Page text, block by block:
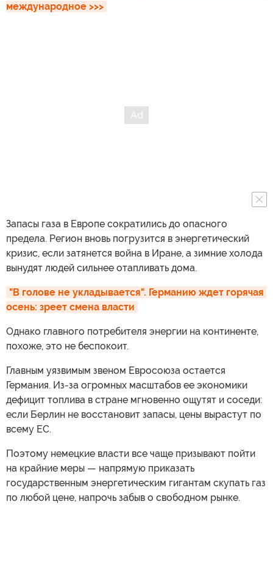
международное >>>
Запасы газа в Европе сократились до опасного
предела. Регион вновь погрузится в энергетический
кризис, если затянется война в Иране, а зимние холода
вынудят людей сильнее отапливать дома.
"В голове не укладывается". Германию ждет горячая
осень: зреет смена власти
Однако главного потребителя энергии на континенте,
похоже, это не беспокоит.
Главным уязвимым звеном Евросоюза остается
Германия. Из-за огромных масштабов ее экономики
дефицит топлива в стране мгновенно ощутят и соседи:
если Берлин не восстановит запасы, цены вырастут по
всему ЕС.
Поэтому немецкие власти все чаще призывают пойти
на крайние меры — напрямую приказать
государственным энергетическим гигантам скупать газ
по любой цене, напрочь забыв о свободном рынке.